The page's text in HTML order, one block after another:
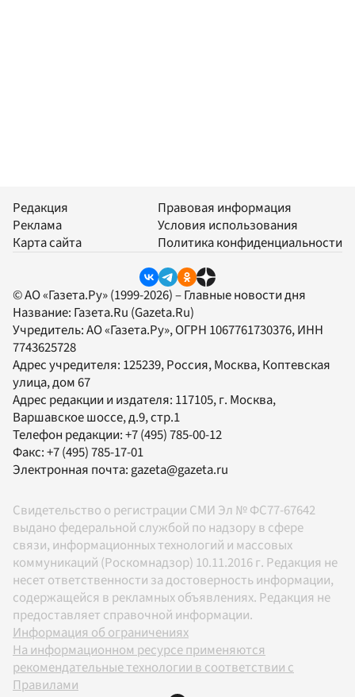
Редакция
Реклама
Карта сайта
Правовая информация
Условия использования
Политика конфиденциальности
© АО «Газета.Ру» (1999-2026) – Главные новости дня
Название: Газета.Ru (Gazeta.Ru)
Учредитель:АО «Газета.Ру», ОГРН 1067761730376, ИНН
7743625728
Адрес учредителя: 125239, Россия, Москва, Коптевская
улица, дом 67
Адрес редакции и издателя: 117105, г. Москва,
Варшавское шоссе, д.9, стр.1
Телефон редакции:+7 (495) 785-00-12
Факс:+7 (495) 785-17-01
Электронная почта:gazeta@gazeta.ru
Свидетельство о регистрации СМИ Эл № ФС77-67642
выдано федеральной службой по надзору в сфере
связи, информационных технологий и массовых
коммуникаций (Роскомнадзор) 10.11.2016 г. Редакция не
несет ответственности за достоверность информации,
содержащейся в рекламных объявлениях. Редакция не
предоставляет справочной информации.
Информация об ограничениях
На информационном ресурсе применяются
рекомендательные технологии в соответствии с
Правилами